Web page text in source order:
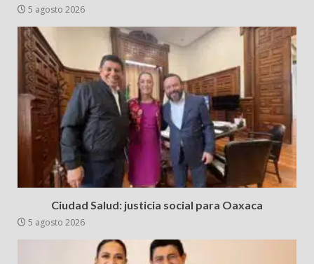
5 agosto 2026
Ciudad Salud: justicia social para Oaxaca
5 agosto 2026